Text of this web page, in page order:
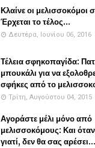
Κλαίνε οι μελισσοκόμοι
Έρχεται το τέλος...
Δευτέρα, Ιουνίου 06, 2016
Τέλεια σφηκοπαγίδα:
μπουκάλι για να
σφήκες από το
Τρίτη, Αυγούστου 04, 2015
Αγοράστε μέλι μόνο από
μελισσοκόμους: Και
γιατί, δεν θα σας